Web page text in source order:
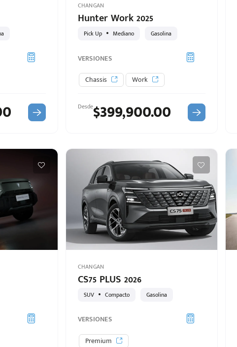
Hunter Work 2025
CHANGAN
Pick Up Mediano Gasolina
VERSIONES
Chassis
Work
$399,900.00
Desde
CS75 PLUS 2026
CHANGAN
SUV Compacto Gasolina
VERSIONES
Premium